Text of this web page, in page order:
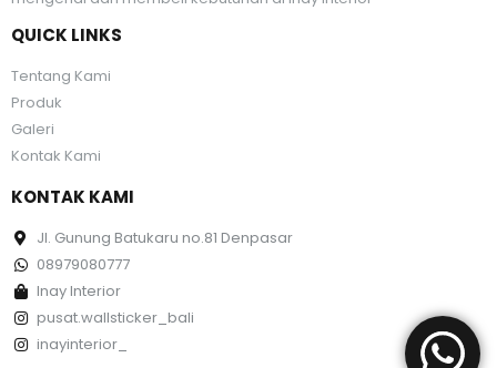
QUICK LINKS
Tentang Kami
Produk
Galeri
Kontak Kami
KONTAK KAMI
Jl. Gunung Batukaru no.81 Denpasar
08979080777
Inay Interior
pusat.wallsticker_bali
inayinterior_